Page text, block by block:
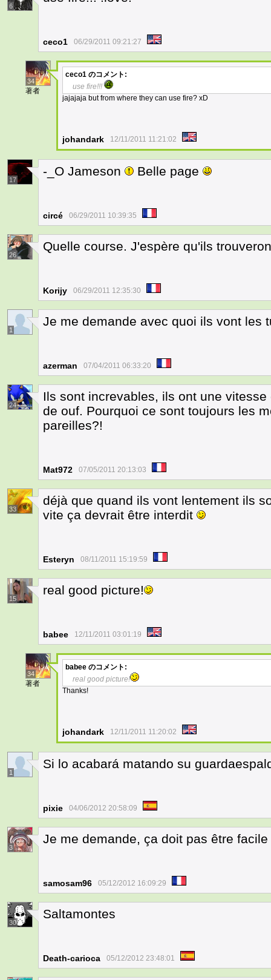
6
ceco1 06/29/2011 09:21:27
34
著者
ceco1 のコメント:
use fire!!!
jajajaja but from where they can use fire? xD
johandark 12/11/2011 11:21:02
17
-_O Jameson Belle page
circé 06/29/2011 10:39:35
26
Quelle course. J'espère qu'ils
Korijy 06/29/2011 12:35:30
1
Je me demande avec quoi ils vont les
azerman 07/04/2011 06:33:20
24
Ils sont increvables, ils ont une
de ouf. Pourquoi ce sont toujours les
pareilles?!
Mat972 07/05/2011 20:13:03
33
déjà que quand ils vont lentement ils
vite ça devrait être interdit
Esteryn 08/11/2011 15:19:59
15
real good picture!
babee 12/11/2011 03:01:19
34
著者
babee のコメント:
real good picture!
Thanks!
johandark 12/11/2011 11:20:02
1
Si lo acabará matando su
pixie 04/06/2012 20:58:09
3
Je me demande, ça doit pas être
samosam96 05/12/2012 16:09:29
30
Saltamontes
Death-carioca 05/12/2012 23:48:01